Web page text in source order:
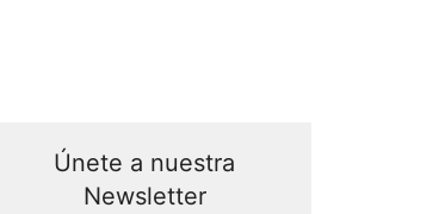
Únete a nuestra
Newsletter